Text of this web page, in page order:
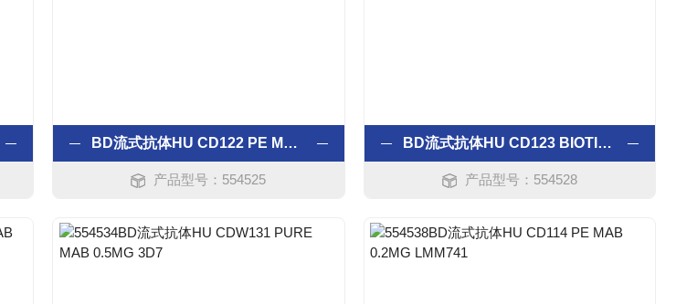
BD流式抗体HU CD122 PE MAB 0.2MG MIK-BTA3
产品型号：554525
BD流式抗体HU CD123 BIOTIN MAB 0.5MG 7G3
产品型号：554528